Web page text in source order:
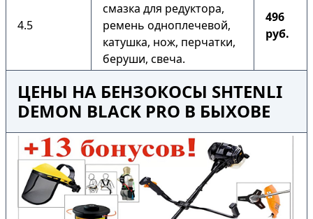
4.5
смазка для редуктора,
ремень одноплечевой,
катушка, нож, перчатки,
беруши, свеча.
496
руб.
ЦЕНЫ НА БЕНЗОКОСЫ SHTENLI
DEMON BLACK PRO В БЫХОВЕ